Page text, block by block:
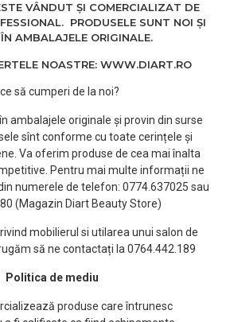
VÂNDUT ȘI COMERCIALIZAT DE
PRODUSELE SUNT NOI ȘI
AMBALAJELE ORIGINALE.
NOASTRE: WWW.DIART.RO
ce să cumperi de la noi?
ambalajele originale și provin din surse
sînt conforme cu toate cerințele și
Va oferim produse de cea mai înalta
Pentru mai multe informații ne
numerele de telefon: 0774.637025 sau
(Magazin Diart Beauty Store)
mobilierul si utilarea unui salon de
să ne contactați la 0764.442.189
Politica de mediu
produse care întrunesc